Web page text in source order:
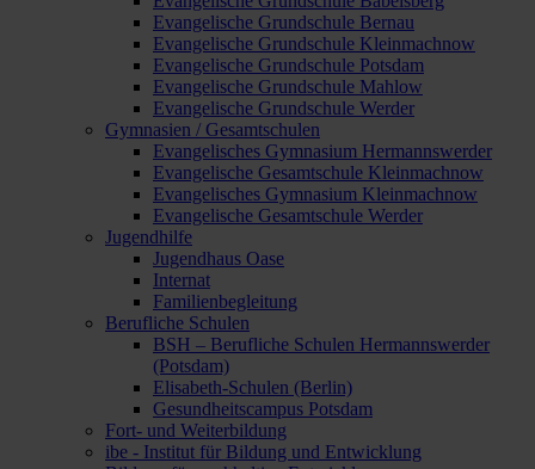
Evangelische Grundschule Bernau
Evangelische Grundschule Kleinmachnow
Evangelische Grundschule Potsdam
Evangelische Grundschule Mahlow
Evangelische Grundschule Werder
Gymnasien / Gesamtschulen
Evangelisches Gymnasium Hermannswerder
Evangelische Gesamtschule Kleinmachnow
Evangelisches Gymnasium Kleinmachnow
Evangelische Gesamtschule Werder
Jugendhilfe
Jugendhaus Oase
Internat
Familienbegleitung
Berufliche Schulen
BSH – Berufliche Schulen Hermannswerder
(Potsdam)
Elisabeth-Schulen (Berlin)
Gesundheitscampus Potsdam
Fort- und Weiterbildung
ibe - Institut für Bildung und Entwicklung